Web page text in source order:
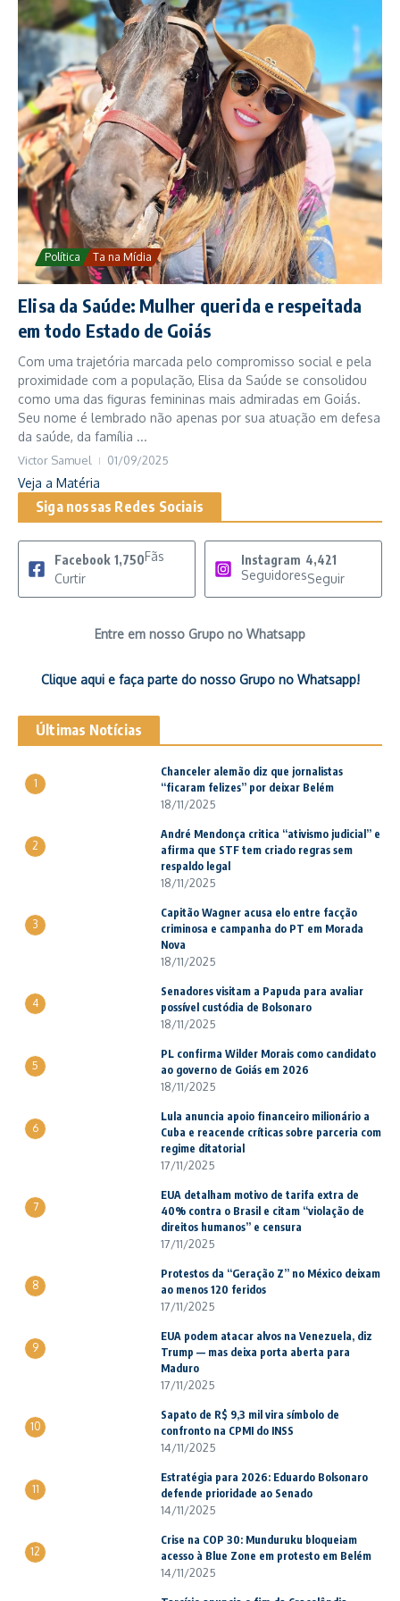
Política Ta na Mídia
Elisa da Saúde: Mulher querida e respeitada
em todo Estado de Goiás
Com uma trajetória marcada pelo compromisso social e pela
proximidade com a população, Elisa da Saúde se consolidou
como uma das figuras femininas mais admiradas em Goiás.
Seu nome é lembrado não apenas por sua atuação em defesa
da saúde, da família ...
Victor Samuel 01/09/2025
Veja a Matéria
Siga nossas Redes Sociais
Facebook 1,750Fãs
Curtir
Instagram 4,421
SeguidoresSeguir
Entre em nosso Grupo no Whatsapp
Clique aqui e faça parte do nosso Grupo no Whatsapp!
Últimas Notícias
1
Chanceler alemão diz que jornalistas
“ficaram felizes” por deixar Belém
18/11/2025
2
André Mendonça critica “ativismo judicial” e
afirma que STF tem criado regras sem
respaldo legal
18/11/2025
3
Capitão Wagner acusa elo entre facção
criminosa e campanha do PT em Morada
Nova
18/11/2025
4
Senadores visitam a Papuda para avaliar
possível custódia de Bolsonaro
18/11/2025
5
PL confirma Wilder Morais como candidato
ao governo de Goiás em 2026
18/11/2025
6
Lula anuncia apoio financeiro milionário a
Cuba e reacende críticas sobre parceria com
regime ditatorial
17/11/2025
7
EUA detalham motivo de tarifa extra de
40% contra o Brasil e citam “violação de
direitos humanos” e censura
17/11/2025
8
Protestos da “Geração Z” no México deixam
ao menos 120 feridos
17/11/2025
9
EUA podem atacar alvos na Venezuela, diz
Trump — mas deixa porta aberta para
Maduro
17/11/2025
10
Sapato de R$ 9,3 mil vira símbolo de
confronto na CPMI do INSS
14/11/2025
11
Estratégia para 2026: Eduardo Bolsonaro
defende prioridade ao Senado
14/11/2025
12
Crise na COP 30: Munduruku bloqueiam
acesso à Blue Zone em protesto em Belém
14/11/2025